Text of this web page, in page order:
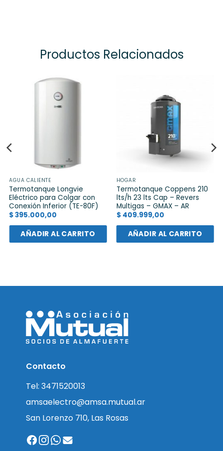
Productos Relacionados
AGUA CALIENTE
Termotanque Longvie
Eléctrico para Colgar con
Conexión Inferior (TE-80F)
$395.000,00
AÑADIR AL CARRITO
HOGAR
Termotanque Coppens 210
lts/h 23 lts Cap – Revers
Multigas – GMAX – AR
$409.999,00
AÑADIR AL CARRITO
Contacto
Tel: 3471520013
amsaelectro@amsa.mutual.ar
San Lorenzo 710, Las Rosas